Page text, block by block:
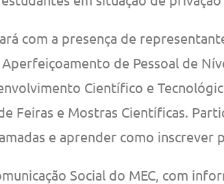
com a presença de
de Pessoal de
Científico e
Feiras e Mostras Científicas.
e aprender como inscrever
Social do MEC, com